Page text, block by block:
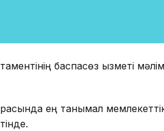
баспасөз қызметі
ең танымал